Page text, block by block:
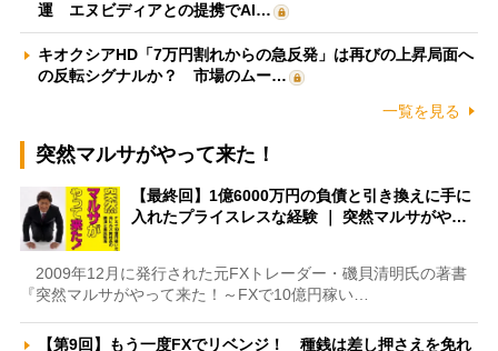
運 エヌビディアとの提携でAI…
キオクシアHD「7万円割れからの急反発」は再びの上昇局面へ
の反転シグナルか？ 市場のムー…
一覧を見る
突然マルサがやって来た！
【最終回】1億6000万円の負債と引き換えに手に
入れたプライスレスな経験 ｜ 突然マルサがや…
2009年12月に発行された元FXトレーダー・磯貝清明氏の著書
『突然マルサがやって来た！～FXで10億円稼い…
【第9回】もう一度FXでリベンジ！ 種銭は差し押さえを免れ